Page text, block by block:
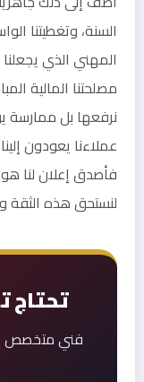
السنة، وتغطيتنا
المهني الذي
مصلحتنا المالية
نرفعها بل ممارسة
عملاءنا يعودون
فأصدق إعلان لنا
لنستحق هذه الثقة
تحتاج
فني متخصص